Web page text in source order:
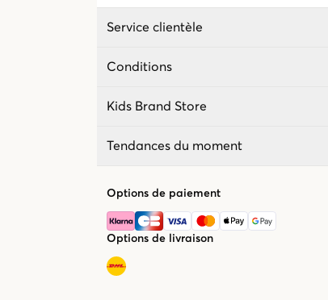
Service clientèle
Conditions
Kids Brand Store
Tendances du moment
Options de paiement
Options de livraison